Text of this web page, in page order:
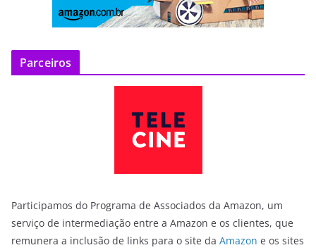
Parceiros
Participamos do Programa de Associados da Amazon, um
serviço de intermediação entre a Amazon e os clientes, que
remunera a inclusão de links para o site da Amazon e os sites